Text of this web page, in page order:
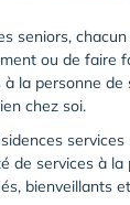
seniors,
ou de faire
la personne
chez soi.
de services à la
bienveillants